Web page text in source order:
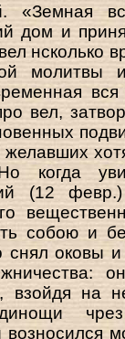
«Земная
дом и
нсколько
молитвы
вел,
желавших
Но когда
(12
собою и
снял оковы
на
возносился